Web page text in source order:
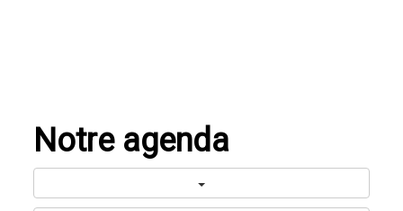
Notre agenda